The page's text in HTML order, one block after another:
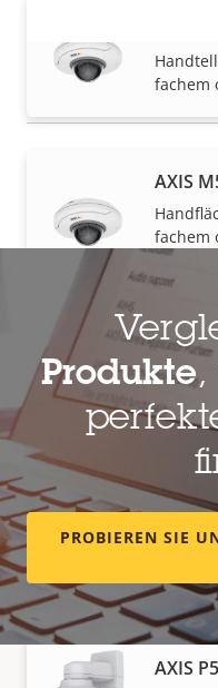
fachem
AXIS
fachem
AXIS
Innen-
fachem
AXIS
21-
AXIS
Produkte,
PROBIEREN SIE